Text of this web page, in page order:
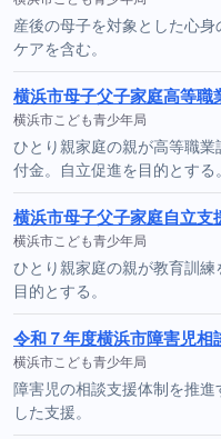
産後の母子を対象とした心
ケアを含む。
横浜市母子父子家庭高等職
横浜市こども青少年局
ひとり親家庭の親が高等職
付金。自立促進を目的とする。
横浜市母子父子家庭自立支
横浜市こども青少年局
ひとり親家庭の親が教育訓
目的とする。
令和７年度横浜市障害児相
横浜市こども青少年局
障害児の相談支援体制を推
した支援。